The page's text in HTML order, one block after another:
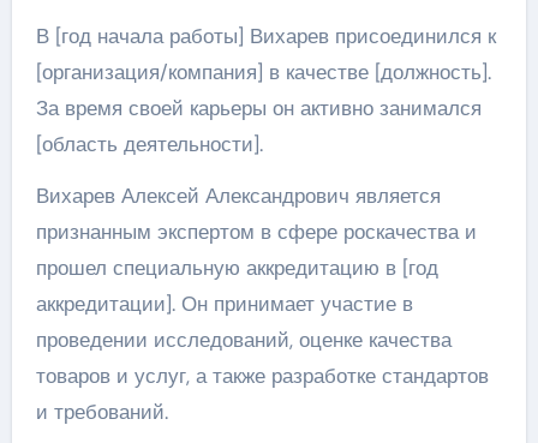
В [год начала работы] Вихарев присоединился к
[организация/компания] в качестве [должность].
За время своей карьеры он активно занимался
[область деятельности].
Вихарев Алексей Александрович является
признанным экспертом в сфере роскачества и
прошел специальную аккредитацию в [год
аккредитации]. Он принимает участие в
проведении исследований, оценке качества
товаров и услуг, а также разработке стандартов
и требований.